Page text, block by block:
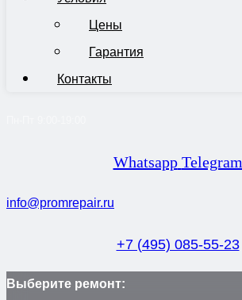
Цены
Гарантия
Контакты
Whatsapp Telegram
info@promrepair.ru
+7 (495) 085-55-23
Выберите ремонт: